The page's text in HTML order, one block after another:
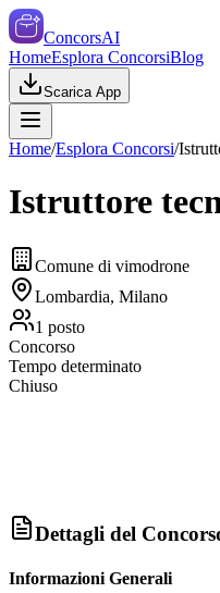
ConcorsAI
HomeEsplora ConcorsiBlog
Scarica App
Home/Esplora Concorsi/
Istruttore
Comune di vimodrone
Lombardia, Milano
1 posto
Concorso
Tempo determinato
Chiuso
Dettagli del
Informazioni Generali